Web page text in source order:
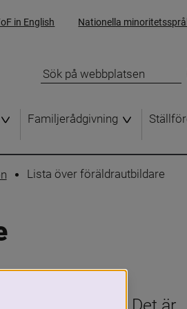
in English Nationella
Familjerådgivning
Lista över föräldrautbildare